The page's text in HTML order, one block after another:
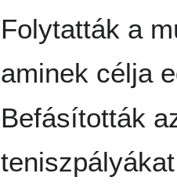
Folytatták a
aminek célja
Befásították